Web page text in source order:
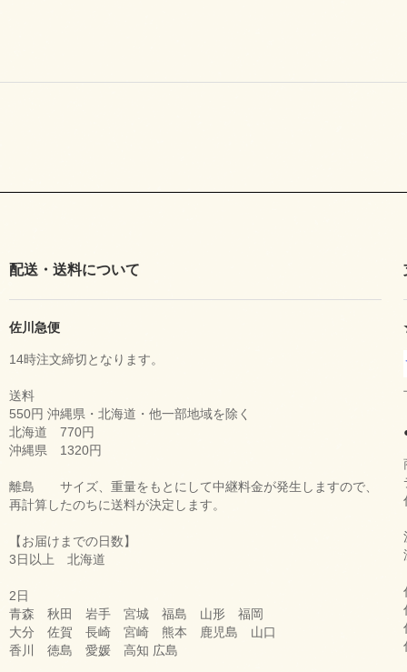
配送・送料について
佐川急便
14時注文締切となります。
送料
550円 沖縄県・北海道・他一部地域を除く
北海道 770円
沖縄県 1320円
離島 サイズ、重量をもとにして中継料金が発生しますので、
再計算したのちに送料が決定します。
【お届けまでの日数】
3日以上 北海道
2日
青森 秋田 岩手 宮城 福島 山形 福岡
大分 佐賀 長崎 宮崎 熊本 鹿児島 山口
香川 徳島 愛媛 高知 広島